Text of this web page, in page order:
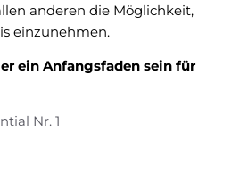
anderen die Möglichkeit,
einzunehmen.
ein Anfangsfaden sein für
Nr. 1